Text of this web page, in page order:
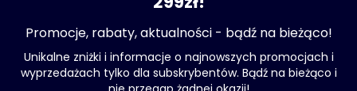
Promocje, rabaty, aktualności - bądź na bieżąco!
Unikalne zniżki i informacje o najnowszych promocjach i
wyprzedażach tylko dla subskrybentów. Bądź na bieżąco i